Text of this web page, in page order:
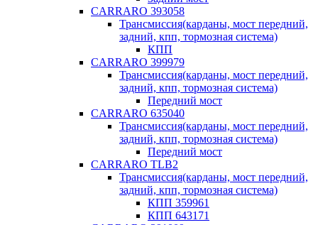
CARRARO 393058
Трансмиссия(карданы, мост передний,
задний, кпп, тормозная система)
КПП
CARRARO 399979
Трансмиссия(карданы, мост передний,
задний, кпп, тормозная система)
Передний мост
CARRARO 635040
Трансмиссия(карданы, мост передний,
задний, кпп, тормозная система)
Передний мост
CARRARO TLB2
Трансмиссия(карданы, мост передний,
задний, кпп, тормозная система)
КПП 359961
КПП 643171